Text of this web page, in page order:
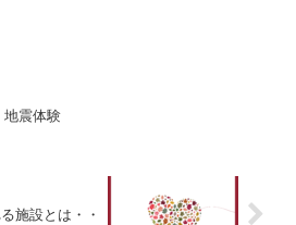
地震体験
施設とは・・